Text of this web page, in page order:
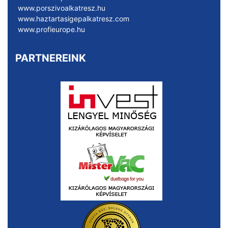
www.porszivoalkatresz.hu
www.haztartasigepalkatresz.com
www.profieurope.hu
PARTNEREINK